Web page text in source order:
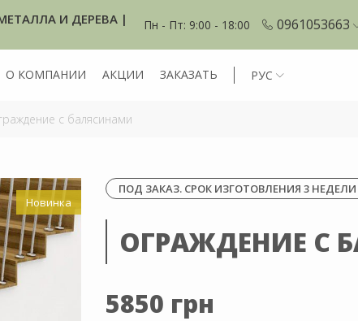
И ДЕРЕВА | Пн - Пт: 9:00 - 18:00 0961053663
О КОМПАНИИ АКЦИИ ЗАКАЗАТЬ РУС
с балясинами
Новинка
ПОД ЗАКАЗ. СРОК ИЗГОТОВЛЕНИЯ 3 НЕДЕЛИ
ОГРАЖДЕНИЕ С
5850 грн